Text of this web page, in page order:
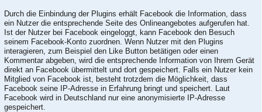
Durch die Einbindung der Plugins erhält Facebook die Information, dass
ein Nutzer die entsprechende Seite des Onlineangebotes aufgerufen hat.
Ist der Nutzer bei Facebook eingeloggt, kann Facebook den Besuch
seinem Facebook-Konto zuordnen. Wenn Nutzer mit den Plugins
interagieren, zum Beispiel den Like Button betätigen oder einen
Kommentar abgeben, wird die entsprechende Information von Ihrem Gerät
direkt an Facebook übermittelt und dort gespeichert. Falls ein Nutzer kein
Mitglied von Facebook ist, besteht trotzdem die Möglichkeit, dass
Facebook seine IP-Adresse in Erfahrung bringt und speichert. Laut
Facebook wird in Deutschland nur eine anonymisierte IP-Adresse
gespeichert.